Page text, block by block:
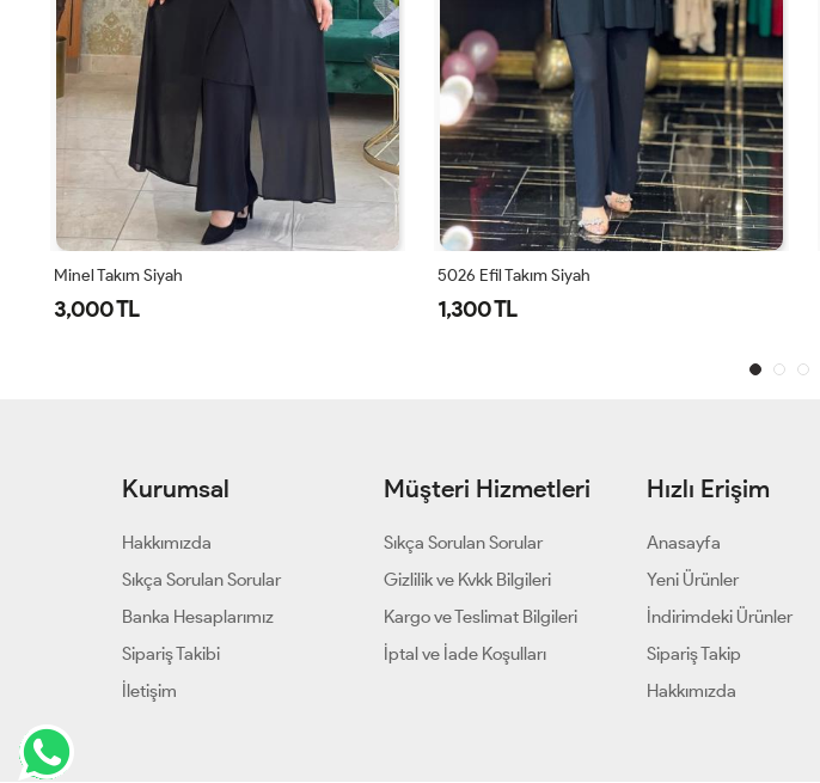
Minel Takım Siyah
3,000 TL
5026 Efil Takım Siyah
1,300 TL
Kurumsal
Hakkımızda
Sıkça Sorulan Sorular
Banka Hesaplarımız
Sipariş Takibi
İletişim
Müşteri Hizmetleri
Sıkça Sorulan Sorular
Gizlilik ve Kvkk Bilgileri
Kargo ve Teslimat Bilgileri
İptal ve İade Koşulları
Hızlı Erişim
Anasayfa
Yeni Ürünler
İndirimdeki Ürünler
Sipariş Takip
Hakkımızda